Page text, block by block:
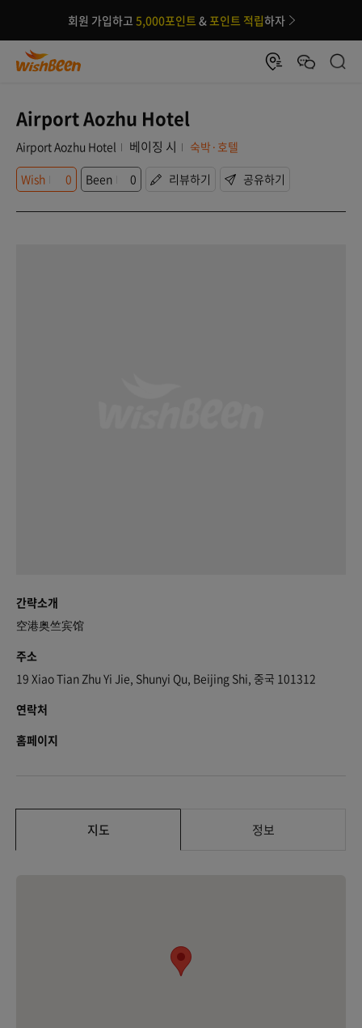
회원 가입하고 5,000포인트 &포인트 적립하자
Airport Aozhu Hotel
Airport Aozhu Hotel 베이징 시
숙박·호텔
Wish
0 Been 0 리뷰하기 공유하기
간략소개
空港奥竺宾馆
주소
19 Xiao Tian Zhu Yi Jie, Shunyi Qu, Beijing Shi, 중국 101312
연락처
홈페이지
지도 정보